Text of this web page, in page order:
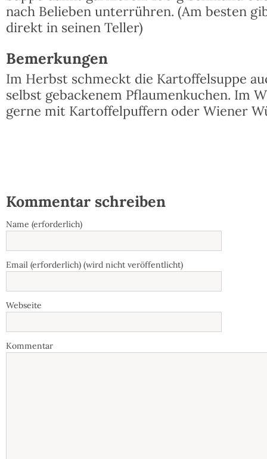
nach Belieben unterrühren. (Am besten
direkt in seinen Teller)
Bemerkungen
Im Herbst schmeckt die Kartoffelsuppe
selbst gebackenem Pflaumenkuchen. Im
gerne mit Kartoffelpuffern oder Wiener
Kommentar schreiben
Name (erforderlich)
Email (erforderlich) (wird nicht veröffentlicht)
Webseite
Kommentar